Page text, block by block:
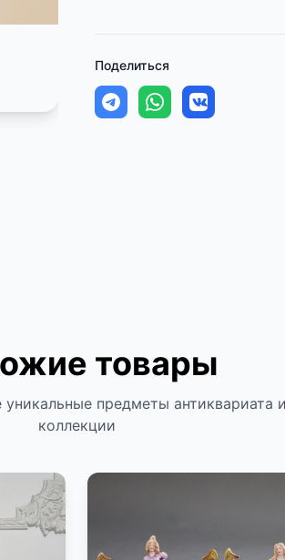
Поделиться
товары
уникальные предметы антиквариата
коллекции